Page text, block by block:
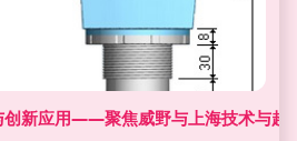
创新应用——聚焦威野与上海技术与超